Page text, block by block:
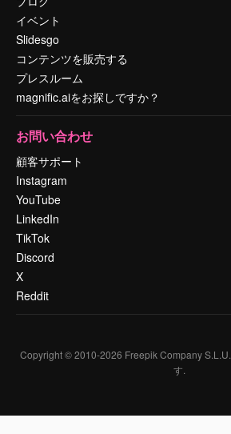
イベント
Slidesgo
コンテンツを販売する
プレスルーム
magnific.aiをお探しですか？
お問い合わせ
顧客サポート
Instagram
YouTube
LinkedIn
TikTok
Discord
X
Reddit
Copyright © 2010-2026 Freepik Company S.L.U.
す.